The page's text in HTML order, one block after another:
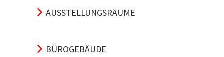
AUSSTELLUNGSRÄUME
BÜROGEBÄUDE